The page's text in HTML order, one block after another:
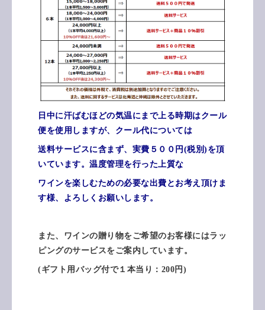
日中に汗ばむほどの気温にまで上る時期はクール
便を使用しますが、クール代については
送料サービスに含まず、実費５００円(税別)を頂
いています。温度管理を行った上質な
ワインを楽しむための必要な出費とお考え頂けま
す様、よろしくお願いします。
また、ワインの贈り物をご希望のお客様にはラッ
ピングのサービスをご案内しています。
(ギフト用バッグ付で１本当り：200円)